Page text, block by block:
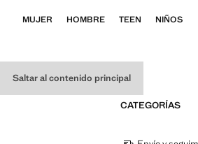
Saltar al contenido principal
MUJER HOMBRE TEEN NIÑOS
CATEGORÍAS